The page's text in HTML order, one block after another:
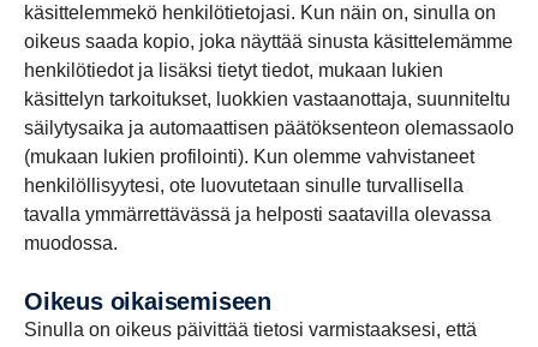
käsittelemmekö henkilötietojasi. Kun näin on, sinulla on
oikeus saada kopio, joka näyttää sinusta käsittelemämme
henkilötiedot ja lisäksi tietyt tiedot, mukaan lukien
käsittelyn tarkoitukset, luokkien vastaanottaja, suunniteltu
säilytysaika ja automaattisen päätöksenteon olemassaolo
(mukaan lukien profilointi). Kun olemme vahvistaneet
henkilöllisyytesi, ote luovutetaan sinulle turvallisella
tavalla ymmärrettävässä ja helposti saatavilla olevassa
muodossa.
Oikeus oikaisemiseen
Sinulla on oikeus päivittää tietosi varmistaaksesi, että